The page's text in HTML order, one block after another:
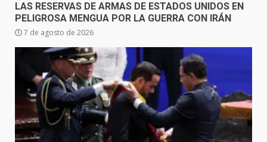
LAS RESERVAS DE ARMAS DE ESTADOS UNIDOS EN
PELIGROSA MENGUA POR LA GUERRA CON IRÁN
7 de agosto de 2026